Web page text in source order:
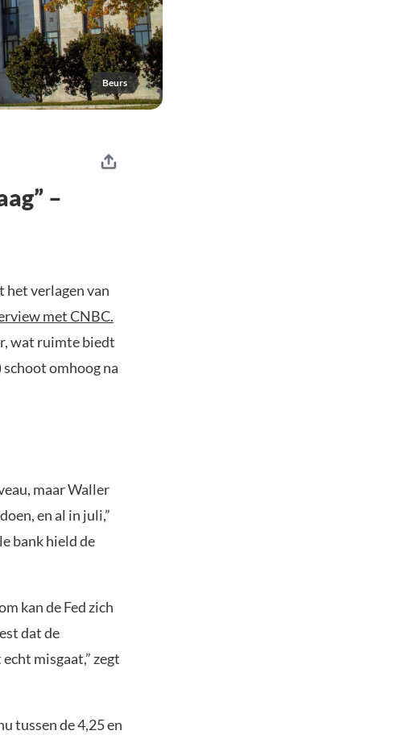
Beurs
–
het verlagen van
met CNBC.
wat ruimte biedt
omhoog na
maar Waller
en al in juli,”
bank hield de
kan de Fed zich
dat de
misgaat,” zegt
tussen de 4,25 en